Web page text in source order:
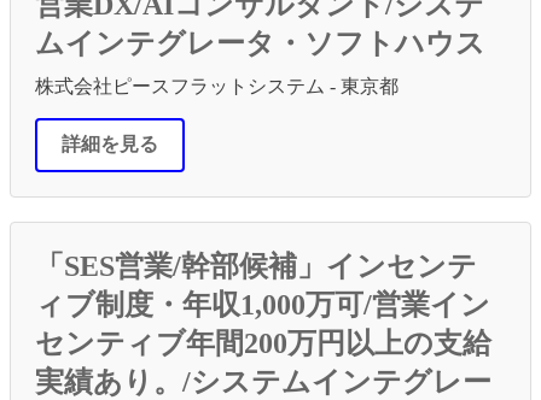
ムインテグレータ・ソフトハウス
株式会社ピースフラットシステム - 東京都
詳細を見る
「SES営業/幹部候補」インセンテ
ィブ制度・年収1,000万可/営業イン
センティブ年間200万円以上の支給
実績あり。/システムインテグレー